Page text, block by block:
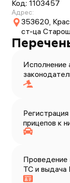
Код: 1103457
Адрес:
353620,
ст-ца
Исполнение
прицепов к
Проведение
ТС и выдача